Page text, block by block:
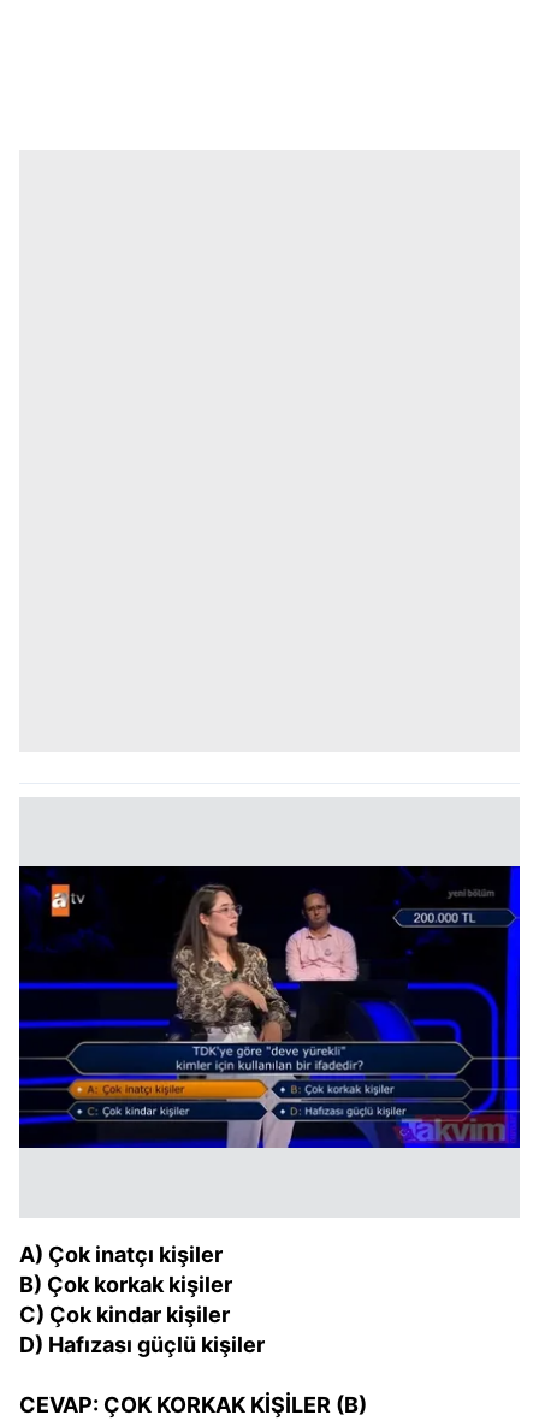
A) Çok inatçı kişiler
B) Çok korkak kişiler
C) Çok kindar kişiler
D) Hafızası güçlü kişiler
CEVAP: ÇOK KORKAK KİŞİLER (B)